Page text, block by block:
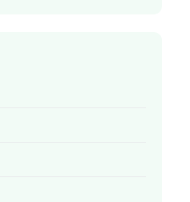
trách nhiệm thiết kế, phân tích,
cấu máy móc và các hệ thống cơ
thuật để tạo ra giải pháp hiệu
bao gồm hàng không vũ trụ,